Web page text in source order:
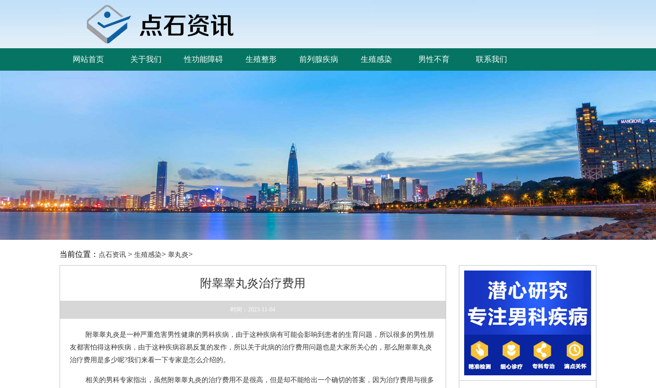
网站首页 关于我们 性功能障碍 生殖整形 前列腺疾病 生殖感染 男性不育 联系我们
当前位置： 点石资讯 > 生殖感染> 睾丸炎>
附睾睾丸炎治疗费用
时间：2023-11-04
附睾睾丸炎是一种严重危害男性健康的男科疾病，由于这种疾病有可能会影响到患者的生育问题，所以很多的男性朋
友都害怕得这种疾病，由于这种疾病容易反复的发作，所以关于此病的治疗费用问题也是大家所关心的，那么附睾睾丸炎
治疗费用是多少呢?我们来看一下专家是怎么介绍的。
相关的男科专家指出，虽然附睾睾丸炎的治疗费用不是很高，但是却不能给出一个确切的答案，因为治疗费用与很多